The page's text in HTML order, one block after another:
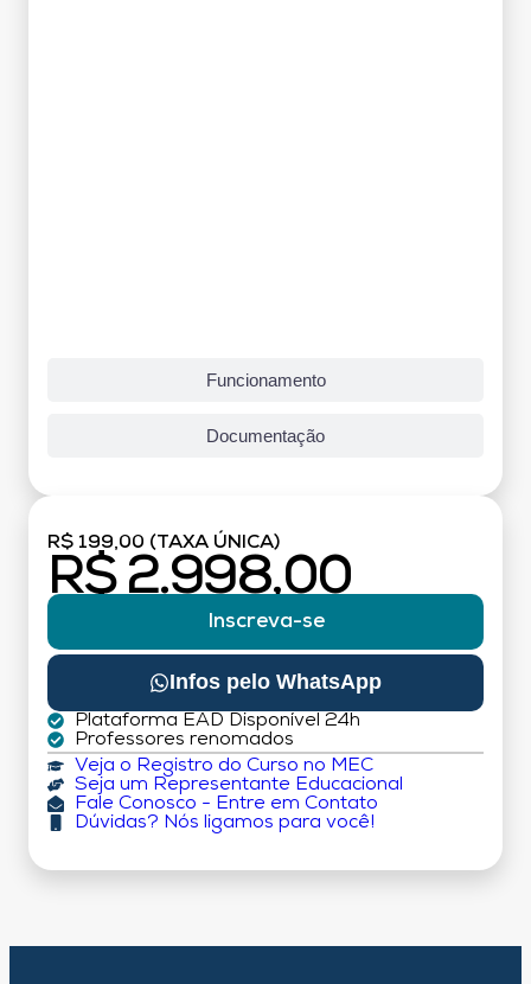
Funcionamento
Documentação
R$ 199,00 (TAXA ÚNICA)
R$ 2.998,00
Inscreva-se
Infos pelo WhatsApp
Plataforma EAD Disponível 24h
Professores renomados
Veja o Registro do Curso no MEC
Seja um Representante Educacional
Fale Conosco - Entre em Contato
Dúvidas? Nós ligamos para você!